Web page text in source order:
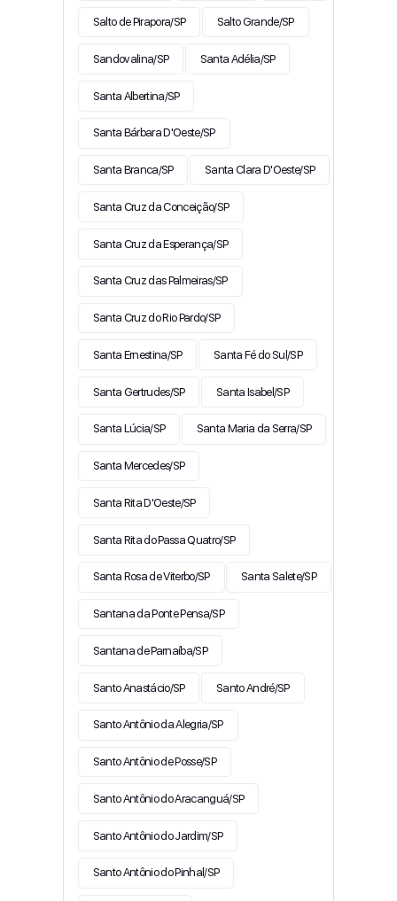
Salto de Pirapora/SP Salto Grande/SP
Sandovalina/SP Santa Adélia/SP
Santa Albertina/SP
Santa Bárbara D'Oeste/SP
Santa Branca/SP Santa Clara D'Oeste/SP
Santa Cruz da Conceição/SP
Santa Cruz da Esperança/SP
Santa Cruz das Palmeiras/SP
Santa Cruz do Rio Pardo/SP
Santa Ernestina/SP Santa Fé do Sul/SP
Santa Gertrudes/SP Santa Isabel/SP
Santa Lúcia/SP Santa Maria da Serra/SP
Santa Mercedes/SP
Santa Rita D'Oeste/SP
Santa Rita do Passa Quatro/SP
Santa Rosa de Viterbo/SP Santa Salete/SP
Santana da Ponte Pensa/SP
Santana de Parnaíba/SP
Santo Anastácio/SP Santo André/SP
Santo Antônio da Alegria/SP
Santo Antônio de Posse/SP
Santo Antônio do Aracanguá/SP
Santo Antônio do Jardim/SP
Santo Antônio do Pinhal/SP